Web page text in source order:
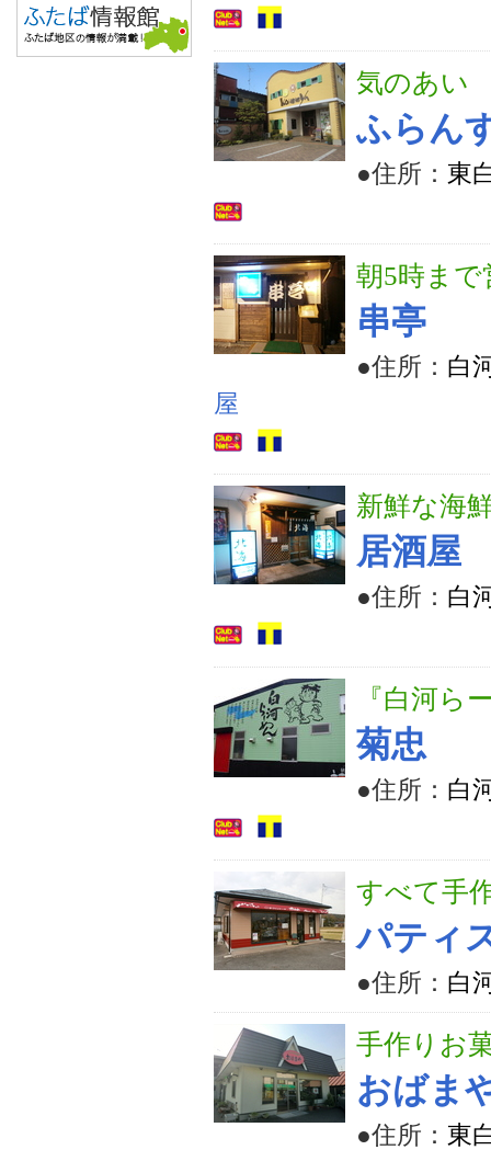
気のあい
ふらん
●住所： 東
朝5時まで
串亭
●住所： 白
屋
新鮮な海
居酒屋
●住所： 白
『白河ら
菊忠
●住所： 白
すべて手
パティ
●住所： 白
手作りお
おばま
●住所： 東